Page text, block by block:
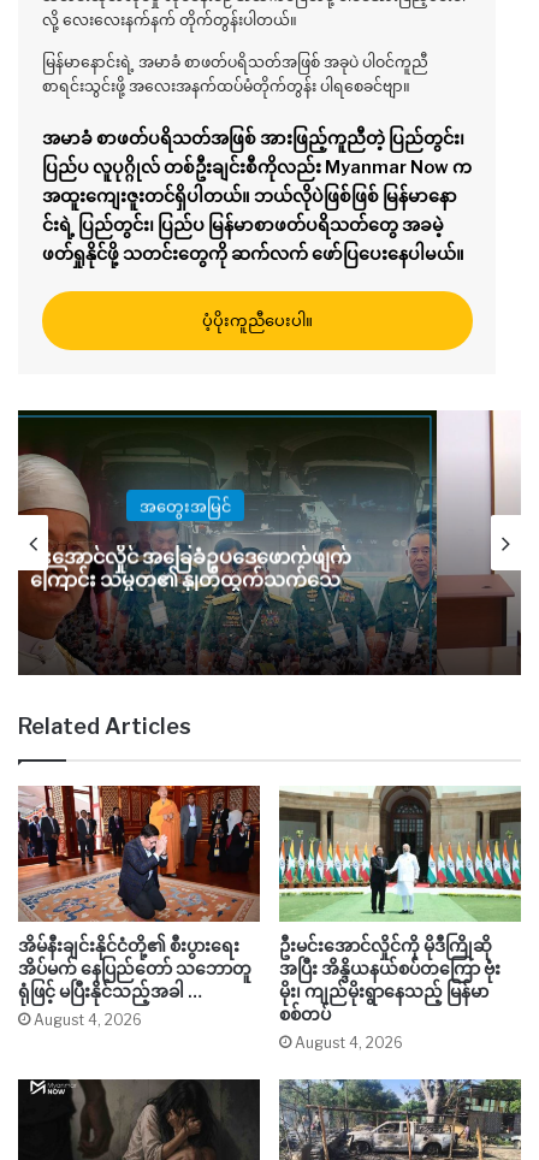
လို့ လေးလေးနက်နက် တိုက်တွန်းပါတယ်။
မြန်မာနောင်းရဲ့ အမာခံ စာဖတ်ပရိသတ်အဖြစ် အခုပဲ ပါဝင်ကူညီ
စာရင်းသွင်းဖို့ အလေးအနက်ထပ်မံတိုက်တွန်း ပါရစေခင်ဗျာ။
အမာခံ စာဖတ်ပရိသတ်အဖြစ် အားဖြည့်ကူညီတဲ့ ပြည်တွင်း၊
ပြည်ပ လူပုဂ္ဂိုလ် တစ်ဦးချင်းစီကိုလည်း Myanmar Now က
အထူးကျေးဇူးတင်ရှိပါတယ်။ ဘယ်လိုပဲဖြစ်ဖြစ် မြန်မာနော
င်းရဲ့ ပြည်တွင်း၊ ပြည်ပ မြန်မာစာဖတ်ပရိသတ်တွေ အခမဲ့
ဖတ်ရှုနိုင်ဖို့ သတင်းတွေကို ဆက်လက် ဖော်ပြပေးနေပါမယ်။
ပံ့ပိုးကူညီပေးပါ။
အတွေးအမြင်
ောင်လှိုင် အခြေခံဥပဒေဖောက်ဖျက်
ာင်း သမ္မတ၏ နှုတ်ထွက်သက်သေ
အခြေခံ
Related Articles
အိမ်နီးချင်းနိုင်ငံတို့၏ စီးပွားရေး
အိပ်မက် နေပြည်တော် သဘောတူ
ရုံဖြင့် မပြီးနိုင်သည့်အခါ …
August 4, 2026
ဦးမင်းအောင်လှိုင်ကို မိုဒီကြိုဆို
အပြီး အိန္ဒိယနယ်စပ်တကြော ဗုံး
မိုး၊ ကျည်မိုးရွာနေသည့် မြန်မာ
စစ်တပ်
August 4, 2026